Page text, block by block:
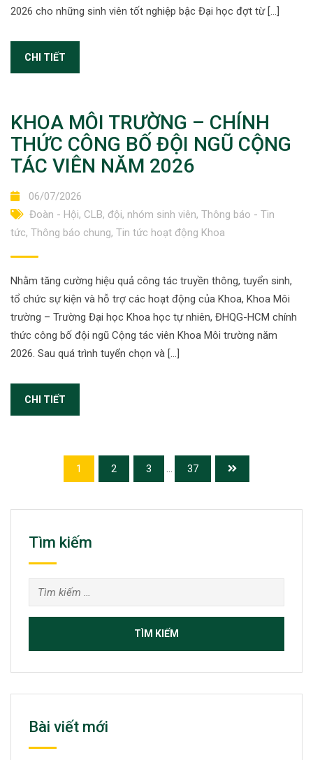
2026 cho những sinh viên tốt nghiệp bậc Đại học đợt từ […]
CHI TIẾT
KHOA MÔI TRƯỜNG – CHÍNH
THỨC CÔNG BỐ ĐỘI NGŨ CỘNG
TÁC VIÊN NĂM 2026
06/07/2026
Đoàn - Hội, CLB, đội, nhóm sinh viên, Thông báo - Tin
tức, Thông báo chung, Tin tức hoạt động Khoa
Nhằm tăng cường hiệu quả công tác truyền thông, tuyển sinh,
tổ chức sự kiện và hỗ trợ các hoạt động của Khoa, Khoa Môi
trường – Trường Đại học Khoa học tự nhiên, ĐHQG-HCM chính
thức công bố đội ngũ Cộng tác viên Khoa Môi trường năm
2026. Sau quá trình tuyển chọn và […]
CHI TIẾT
1 2 3 ... 37
Tìm kiếm
Tìm
kiếm
Bài viết mới